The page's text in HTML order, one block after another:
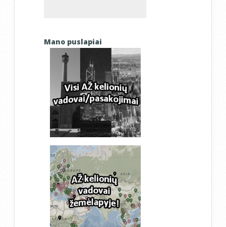
Mano puslapiai